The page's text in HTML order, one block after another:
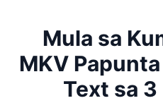
Mula sa
MKV
Text sa